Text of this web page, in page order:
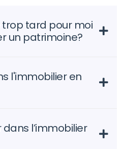
trop tard pour moi
un patrimoine?
l'immobilier en
l’immobilier